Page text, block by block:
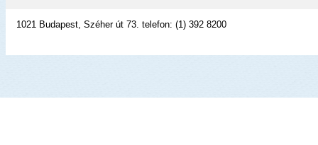
1021 Budapest, Széher út 73. telefon: (1) 392 8200